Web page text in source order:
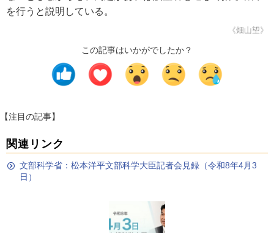
を行うと説明している。
《畑山望》
この記事はいかがでしたか？
【注目の記事】
関連リンク
文部科学省：松本洋平文部科学大臣記者会見録（令和8年4月3
日）